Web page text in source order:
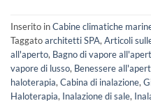
Inserito inCabine climatiche
Taggatoarchitetti SPA, Articoli
all'aperto, Bagno di vapore
vapore di lusso, Benessere
haloterapia, Cabina di inalazione,
Haloterapia, Inalazione di sale,